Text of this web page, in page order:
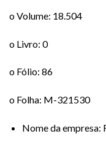
o Volume: 18.504
o Livro: 0
o Fólio: 86
o Folha: M-321530
Nome da empresa: